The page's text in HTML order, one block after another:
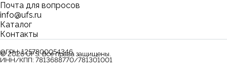
Каталог
Контакты
Почта для вопросов
info@ufs.ru
©2026UFS. Все права защищены.
ОГРН:1257800054346
ИНН/КПП: 7813688770/781301001